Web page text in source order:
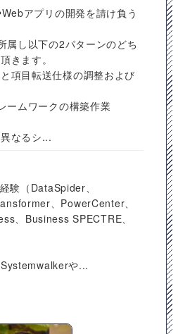
アプリの開発を請け負う
属し以下の2パターンのどち
きます。
項目転送仕様の調整および
ームワークの構築作業
なるシ...
験（DataSpider、
、PowerCenter、
、Business SPECTRE、
Systemwalkerや...